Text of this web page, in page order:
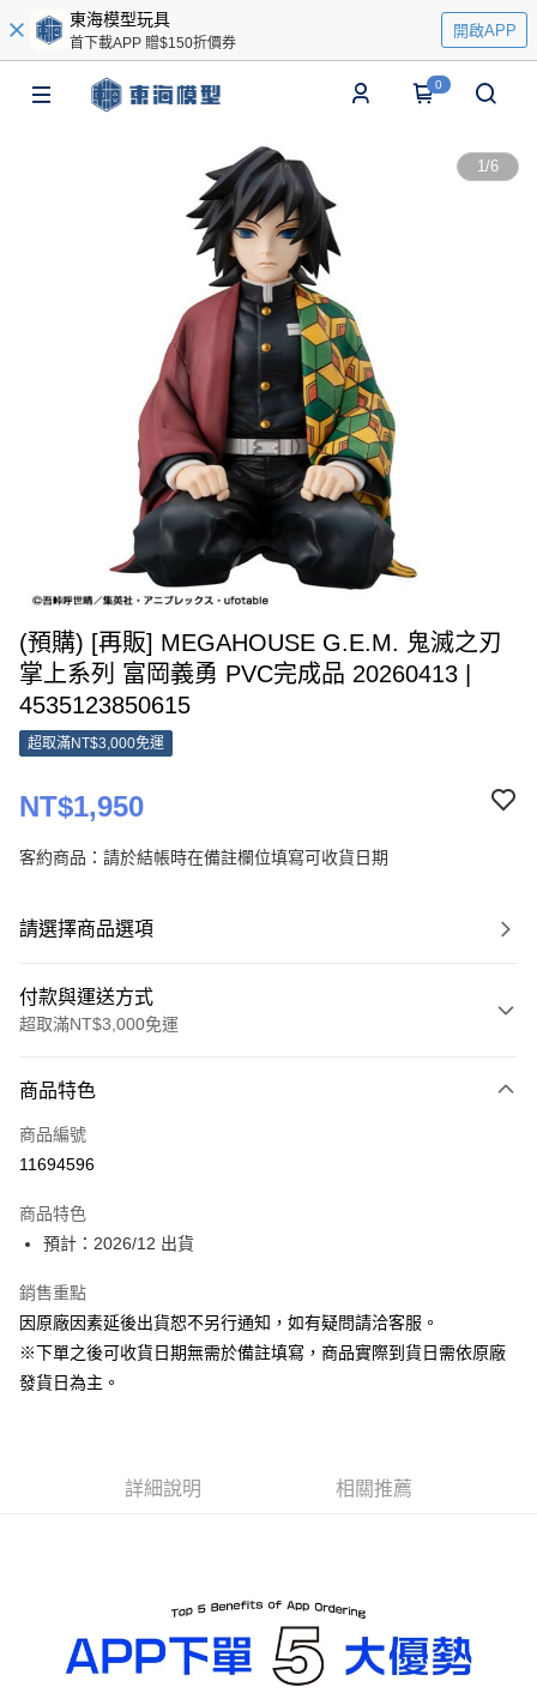
東海模型玩具
首下載APP 贈$150折價券
開啟APP
0
1/6
(預購) [再販] MEGAHOUSE G.E.M. 鬼滅之刃
掌上系列 富岡義勇 PVC完成品 20260413 |
4535123850615
超取滿NT$3,000免運
NT$1,950
客約商品：請於結帳時在備註欄位填寫可收貨日期
請選擇商品選項
付款與運送方式
超取滿NT$3,000免運
信用卡一次付款
超商取貨付款
ATM付款
運送方式
預購-全家取貨付款(舊)
預購-7-11取貨付款(舊)
每筆NT$90，滿NT$3,000(含以上)免運費
預購-宅配(舊)
每筆NT$120，滿NT$3,000(含以上)免運費
商品特色
商品編號
11694596
商品特色
預計：2026/12 出貨
銷售重點
因原廠因素延後出貨恕不另行通知，如有疑問請洽客服。
※下單之後可收貨日期無需於備註填寫，商品實際到貨日需依原廠
發貨日為主。
詳細說明 相關推薦